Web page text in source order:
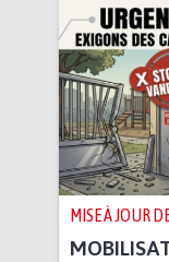
MISE À JOUR